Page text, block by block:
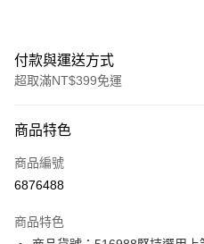
付款與運送方式
超取滿NT$399免運
信用卡一次付款
信用卡分期付款
合作金庫商業銀行
6 期 0 利率 每期
商品特色
商品編號
6876488
商品特色